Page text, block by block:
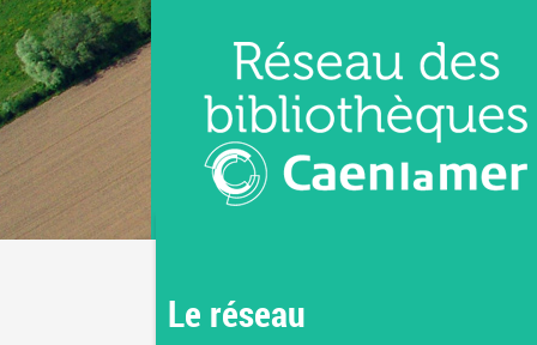
Aller
au
Aller
au
Aller
à
recherche
Le réseau